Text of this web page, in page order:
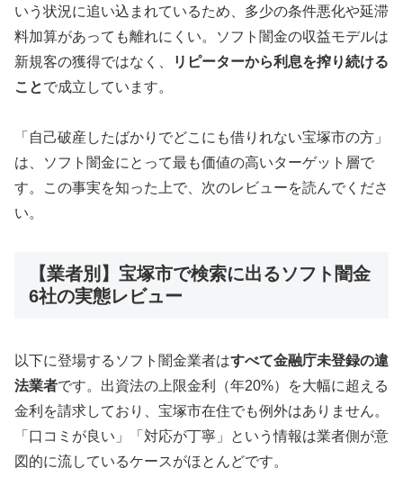
いう状況に追い込まれているため、多少の条件悪化や延滞
料加算があっても離れにくい。ソフト闇金の収益モデルは
新規客の獲得ではなく、
リピーターから利息を搾り続ける
ことで成立しています。
「自己破産したばかりでどこにも借りれない宝塚市の方」
は、ソフト闇金にとって最も価値の高いターゲット層で
す。この事実を知った上で、次のレビューを読んでくださ
い。
【業者別】宝塚市で検索に出るソフト闇金
6社の実態レビュー
以下に登場するソフト闇金業者はすべて金融庁未登録の違
法業者です。出資法の上限金利（年20%）を大幅に超える
金利を請求しており、宝塚市在住でも例外はありません。
「口コミが良い」「対応が丁寧」という情報は業者側が意
図的に流しているケースがほとんどです。